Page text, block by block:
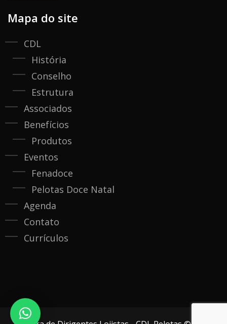
Mapa do site
CDL
História
Conselho
Estrutura
Associados
Benefícios
Produtos
Eventos
Fenadoce
Pelotas Doce Natal
Agenda
Contato
Currículos